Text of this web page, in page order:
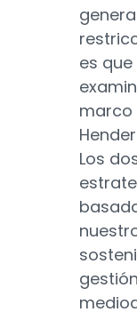
es
marco
Los